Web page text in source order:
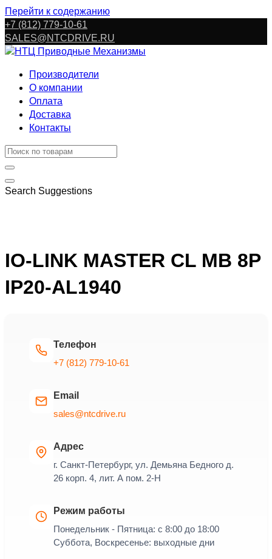
Перейти к содержанию
+7 (812) 779-10-61
SALES@NTCDRIVE.RU
Производители
О компании
Оплата
Доставка
Контакты
Search Suggestions
IO-LINK MASTER CL MB 8P
IP20-AL1940
Телефон
+7 (812) 779-10-61
Email
sales@ntcdrive.ru
Адрес
г. Санкт-Петербург, ул. Демьяна Бедного д.
26 корп. 4, лит. А пом. 2-Н
Режим работы
Понедельник - Пятница: с 8:00 до 18:00
Суббота, Воскресенье: выходные дни